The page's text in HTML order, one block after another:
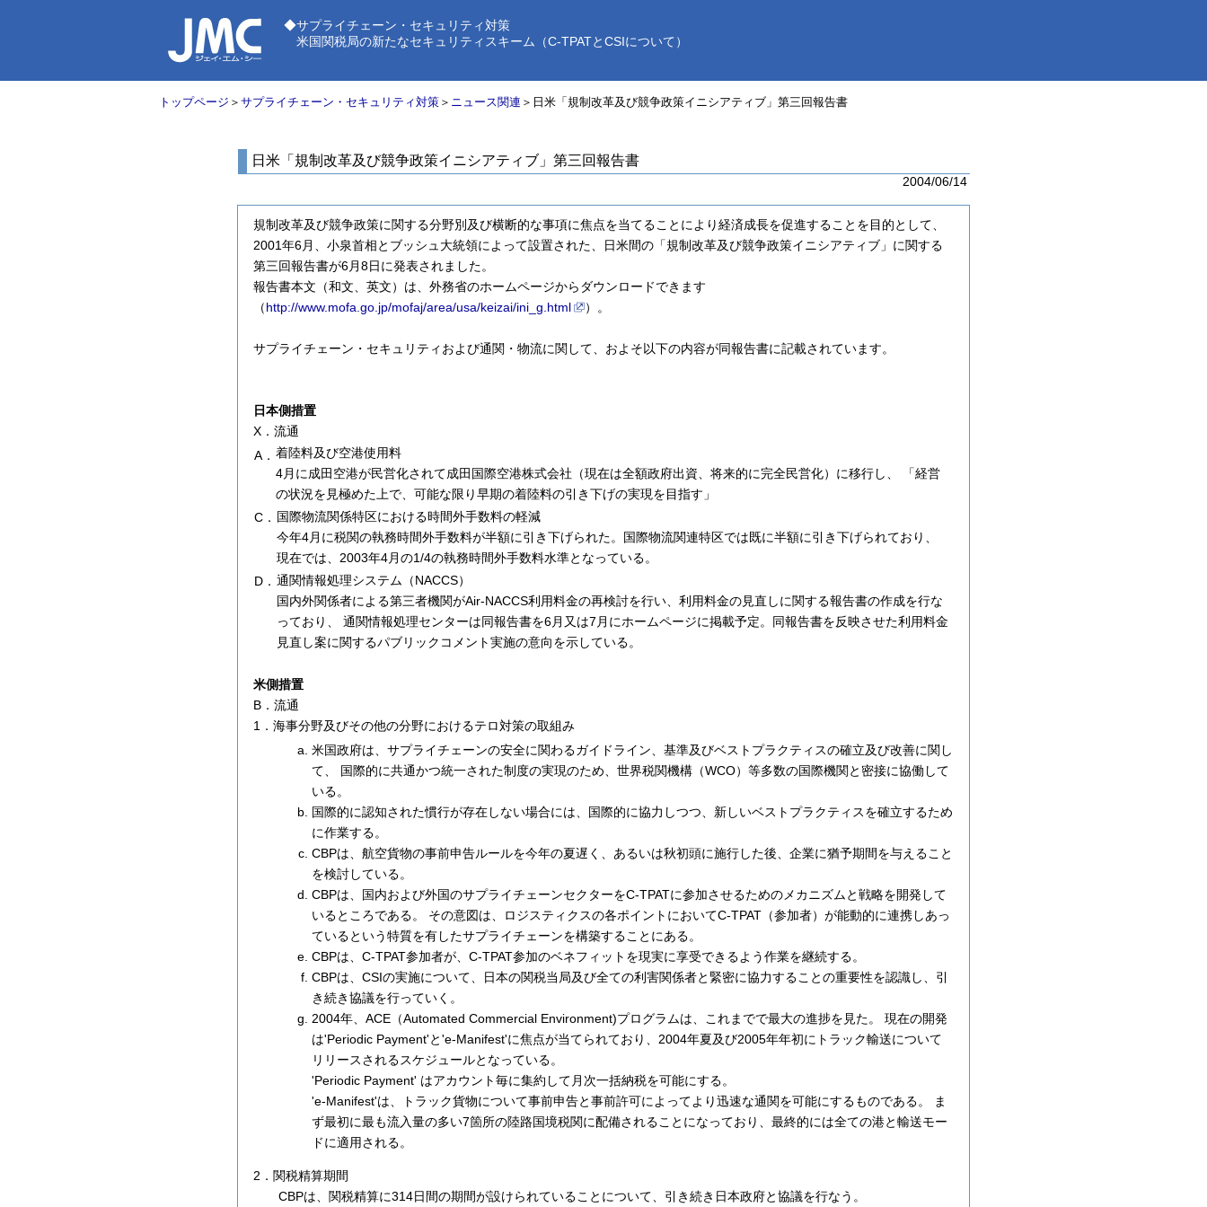
◆サプライチェーン・セキュリティ対策
米国関税局の新たなセキュリティスキーム（C-TPATとCSIについて）
トップページ ＞ サプライチェーン・セキュリティ対策 ＞ ニュース関連 ＞日米「規制改革及び競争政策イニシアティブ」第三回報告書
日米「規制改革及び競争政策イニシアティブ」第三回報告書
2004/06/14
規制改革及び競争政策に関する分野別及び横断的な事項に焦点を当てることにより経済成長を促進することを目的として、
2001年6月、小泉首相とブッシュ大統領によって設置された、日米間の「規制改革及び競争政策イニシアティブ」に関する
第三回報告書が6月8日に発表されました。
報告書本文（和文、英文）は、外務省のホームページからダウンロードできます
（http://www.mofa.go.jp/mofaj/area/usa/keizai/ini_g.html ）。
サプライチェーン・セキュリティおよび通関・物流に関して、およそ以下の内容が同報告書に記載されています。
日本側措置
X．流通
A． 着陸料及び空港使用料
4月に成田空港が民営化されて成田国際空港株式会社（現在は全額政府出資、将来的に完全民営化）に移行し、 「経営
の状況を見極めた上で、可能な限り早期の着陸料の引き下げの実現を目指す」
C． 国際物流関係特区における時間外手数料の軽減
今年4月に税関の執務時間外手数料が半額に引き下げられた。国際物流関連特区では既に半額に引き下げられており、
現在では、2003年4月の1/4の執務時間外手数料水準となっている。
D． 通関情報処理システム（NACCS）
国内外関係者による第三者機関がAir-NACCS利用料金の再検討を行い、利用料金の見直しに関する報告書の作成を行な
っており、 通関情報処理センターは同報告書を6月又は7月にホームページに掲載予定。同報告書を反映させた利用料金
見直し案に関するパブリックコメント実施の意向を示している。
米側措置
B．流通
1．海事分野及びその他の分野におけるテロ対策の取組み
米国政府は、サプライチェーンの安全に関わるガイドライン、基準及びベストプラクティスの確立及び改善に関し
て、 国際的に共通かつ統一された制度の実現のため、世界税関機構（WCO）等多数の国際機関と密接に協働して
いる。
国際的に認知された慣行が存在しない場合には、国際的に協力しつつ、新しいベストプラクティスを確立するため
に作業する。
CBPは、航空貨物の事前申告ルールを今年の夏遅く、あるいは秋初頭に施行した後、企業に猶予期間を与えること
を検討している。
CBPは、国内および外国のサプライチェーンセクターをC-TPATに参加させるためのメカニズムと戦略を開発して
いるところである。 その意図は、ロジスティクスの各ポイントにおいてC-TPAT（参加者）が能動的に連携しあっ
ているという特質を有したサプライチェーンを構築することにある。
CBPは、C-TPAT参加者が、C-TPAT参加のベネフィットを現実に享受できるよう作業を継続する。
CBPは、CSIの実施について、日本の関税当局及び全ての利害関係者と緊密に協力することの重要性を認識し、引
き続き協議を行っていく。
2004年、ACE（Automated Commercial Environment)プログラムは、これまでで最大の進捗を見た。 現在の開発
は'Periodic Payment'と'e-Manifest'に焦点が当てられており、2004年夏及び2005年年初にトラック輸送について
リリースされるスケジュールとなっている。
'Periodic Payment' はアカウント毎に集約して月次一括納税を可能にする。
'e-Manifest'は、トラック貨物について事前申告と事前許可によってより迅速な通関を可能にするものである。 ま
ず最初に最も流入量の多い7箇所の陸路国境税関に配備されることになっており、最終的には全ての港と輸送モー
ドに適用される。
2．関税精算期間
CBPは、関税精算に314日間の期間が設けられていることについて、引き続き日本政府と協議を行なう。